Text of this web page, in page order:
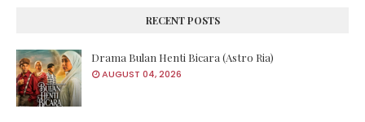
RECENT POSTS
Drama Bulan Henti Bicara (Astro Ria)
AUGUST 04, 2026